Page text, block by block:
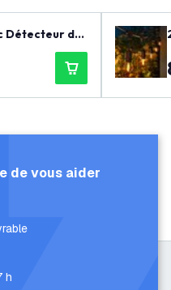
Détecteur de
Chip LED
de vous aider
h